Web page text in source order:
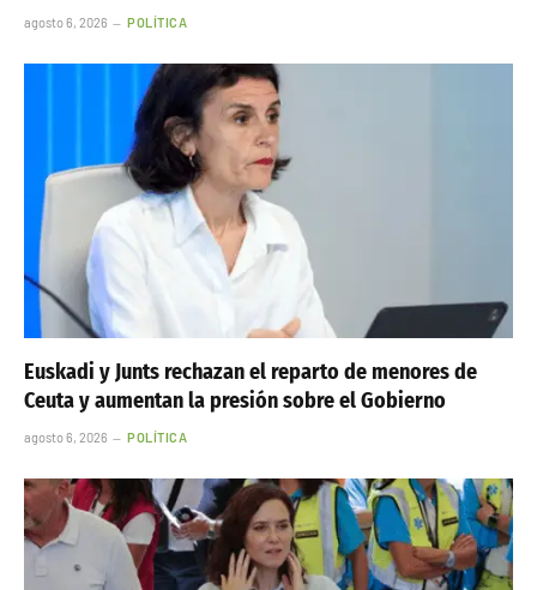
agosto 6, 2026 POLÍTICA
Euskadi y Junts rechazan el reparto de menores de
Ceuta y aumentan la presión sobre el Gobierno
agosto 6, 2026 POLÍTICA